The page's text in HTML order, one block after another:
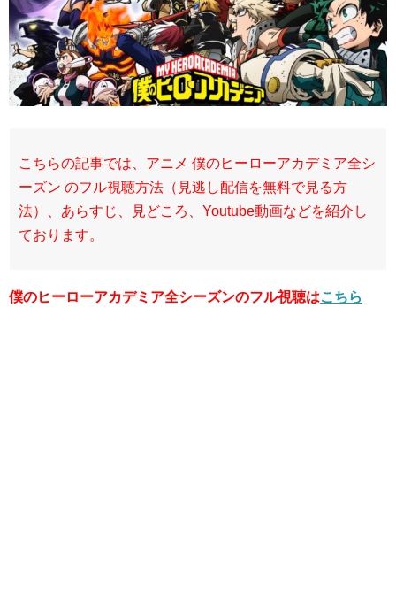
こちらの記事では、アニメ 僕のヒーローアカデミア全シ
ーズン のフル視聴方法（見逃し配信を無料で見る方
法）、あらすじ、見どころ、Youtube動画などを紹介し
ております。
僕のヒーローアカデミア全シーズンのフル視聴はこちら